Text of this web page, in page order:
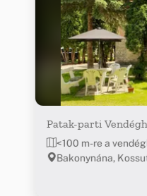
Patak-parti
<100 m-re a
Bakonynána,